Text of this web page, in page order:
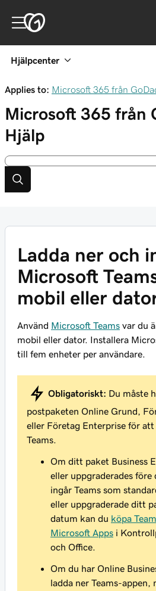
Hjälpcenter
Applies to: Microsoft 365 från
Microsoft 365 från
Hjälp
Ladda ner och
Microsoft
mobil eller
Använd Microsoft Teams var du
mobil eller dator. Installera
till fem enheter per användare.
Obligatoriskt: Du måste
postpaketen Online Grund,
eller Företag Enterprise för att
Teams.
Om ditt paket Business
eller uppgraderades före
ingår Teams som
eller uppgraderade ditt
datum kan du köpa
Microsoft Apps i
och Office.
Om du har Online
ladda ner Teams-appen,